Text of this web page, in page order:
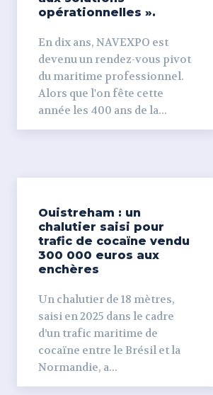
opérationnelles ».
En dix ans, NAVEXPO est
devenu un rendez-vous pivot
du maritime professionnel.
Alors que l'on fête cette
année les 400 ans de la...
Ouistreham : un
chalutier saisi pour
trafic de cocaïne vendu
300 000 euros aux
enchères
Un chalutier de 18 mètres,
saisi en 2025 dans le cadre
d’un trafic maritime de
cocaïne entre le Brésil et la
Normandie, a...